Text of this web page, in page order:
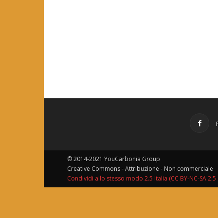
© 2014-2021 YouCarbonia Group
Creative Commons - Attribuzione - Non commerciale
Condividi allo stesso modo 2.5 Italia (CC BY-NC-SA 2.5